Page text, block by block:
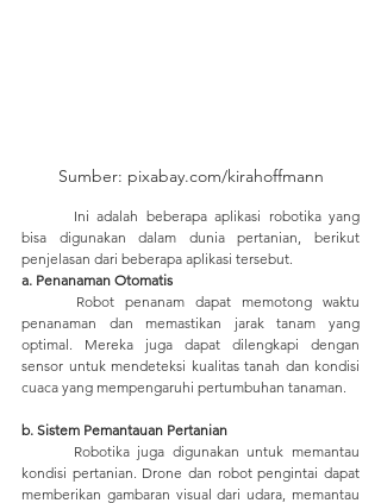
Sumber: pixabay.com/kirahoffmann
bisa digunakan dalam dunia pertanian, berikut
penjelasan dari beberapa aplikasi tersebut.
a. Penanaman Otomatis
penanaman dan memastikan jarak tanam yang
optimal. Mereka juga dapat dilengkapi dengan
sensor untuk mendeteksi kualitas tanah dan kondisi
cuaca yang mempengaruhi pertumbuhan tanaman.
b. Sistem Pemantauan Pertanian
kondisi pertanian. Drone dan robot pengintai dapat
memberikan gambaran visual dari udara, memantau